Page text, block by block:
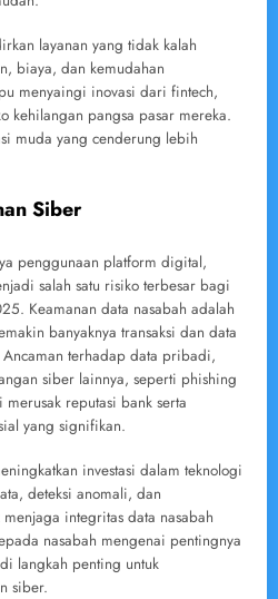
layanan yang tidak kalah
biaya, dan kemudahan
menyaingi inovasi dari fintech,
kehilangan pangsa pasar mereka.
muda yang cenderung lebih
Siber
penggunaan platform digital,
salah satu risiko terbesar bagi
Keamanan data nasabah adalah
banyaknya transaksi dan data
terhadap data pribadi,
siber lainnya, seperti phishing
reputasi bank serta
yang signifikan.
investasi dalam teknologi
deteksi anomali, dan
integritas data nasabah
nasabah mengenai pentingnya
langkah penting untuk
siber.